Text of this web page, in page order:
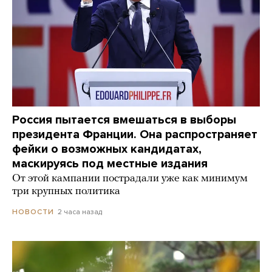
Россия пытается вмешаться в выборы
президента Франции. Она распространяет
фейки о возможных кандидатах,
маскируясь под местные издания
От этой кампании пострадали уже как минимум
три крупных политика
НОВОСТИ 2 часа назад